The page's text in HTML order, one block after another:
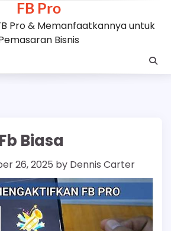
FB Pro
Pro & Memanfaatkannya untuk
Bisnis
Biasa
26, 2025 by Dennis Carter